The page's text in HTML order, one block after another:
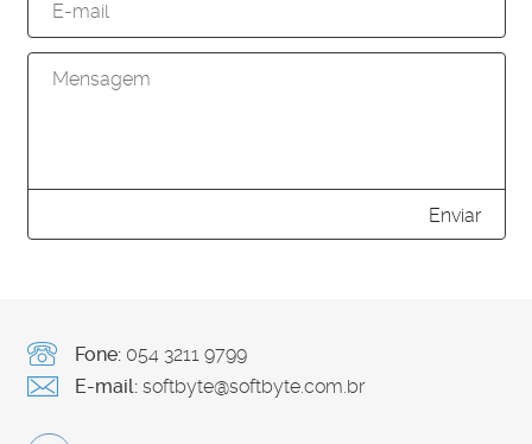
Enviar
Fone:054 3211 9799
E-mail: softbyte@softbyte.com.br